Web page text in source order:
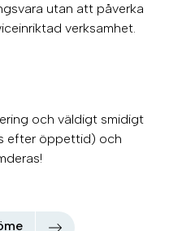
utan att påverka
verksamhet.
och väldigt smidigt
efter öppettid) och